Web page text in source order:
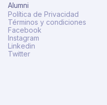
Alumni
Política de Privacidad
Términos y condiciones
Facebook
Instagram
Linkedin
Twitter